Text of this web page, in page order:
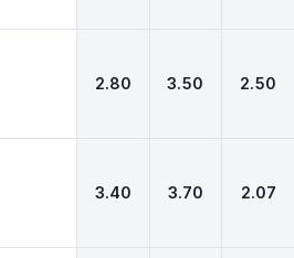
2.80 3.50 2.50
3.40 3.70 2.07